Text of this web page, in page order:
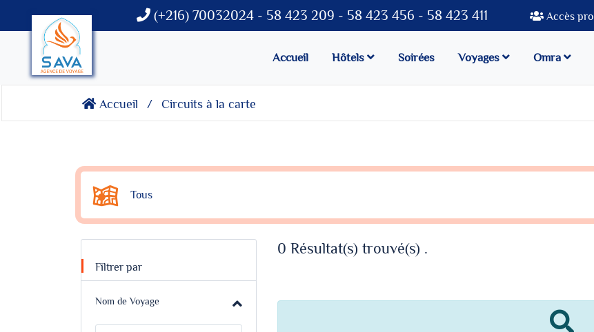
(+216) 70032024 - 58 423 209 - 58 423 456 - 58 423 411 Accès pro
Accueil Hôtels Soirées Voyages Omra
Accueil Circuits à la carte
Tous
Filtrer par
Nom de Voyage
0 Résultat(s) trouvé(s) .